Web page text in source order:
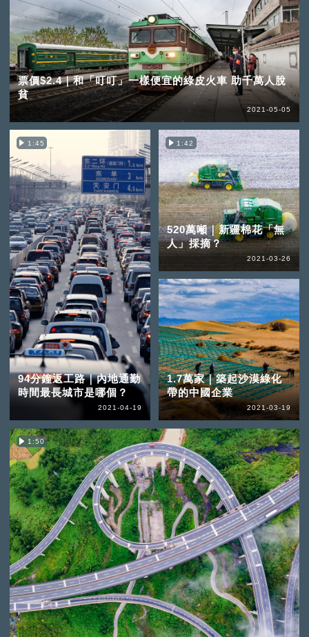
票價$2.4｜和「叮叮」一樣便宜的綠皮火車 助千萬人脫
貧
2021-05-05
1:45
94分鐘返工路｜內地通勤
時間最長城市是哪個？
2021-04-19
1:50
1:42
520萬噸｜新疆棉花「無
人」採摘？
2021-03-26
1.7萬家｜築起沙漠綠化
帶的中國企業
2021-03-19